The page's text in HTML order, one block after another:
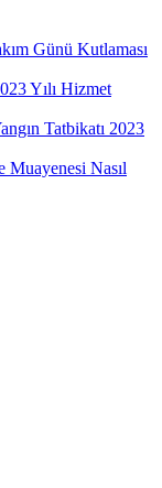
Günü Kutlaması
Yılı Hizmet
Tatbikatı 2023
Muayenesi Nasıl